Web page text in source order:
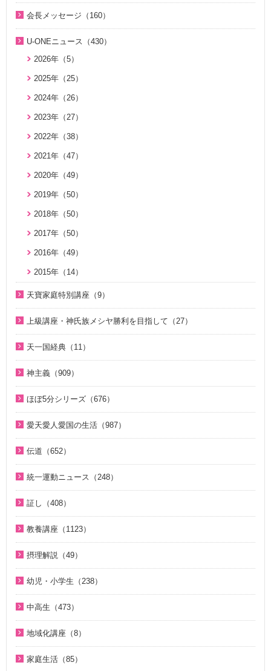
幸運の言葉（77）
天の摂理からみた真の父母様の位相と価値（真の父母論）
（8）
韓民族選民大叙事詩（6）
脱会説得の宗教的背景（9）
そうだったのか！人類一家族（18）
そうだったのか！統一原理（34）
ほぼ5分でわかる統一原理（153）
ほぼ5分でわかる祝福結婚Q&A（78）
２１日修練会教育教材（33）
真の幸せ講座（15）
シリーズ『原理講論』を読む（20）
統一原理（14）
ゴッディズム（19）
ゴッディズム・ポイント講座（17）
神主義講座（10）
小学生のための原理講義（12）
北谷真雄氏が語る統一原理＆証し（21）
二世のための祝福結婚講座（38）
VIDEO de 訓読『原理講論』（42）
続・二世のための祝福結婚講座（10）
韓民族選民大叙事詩（6）
家庭連合Web教会 礼拝説教（55）
中高生のためのWeb礼拝（192）
聖歌（歌入り）（88）
聖歌（ピアノ伴奏）（57）
韓国語聖歌（49）
ジュニアのための礼拝（108）
親と子のための説教集 こども礼拝（32）
全国オンライン礼拝（1）
会長メッセージ（160）
2008年（1）
U-ONEニュース（430）
2026年（5）
2025年（25）
2024年（26）
2023年（27）
2022年（38）
2021年（47）
2020年（49）
2019年（50）
2018年（50）
2017年（50）
2016年（49）
2015年（14）
天寶家庭特別講座（9）
上級講座・神氏族メシヤ勝利を目指して（27）
1. 家庭教育講座（11）
2. 神氏族メシヤ講座（8）
3. HJ天宙天寶修錬苑講座（3）
天一国経典（11）
神主義（909）
２１日修練会教育教材（5）
家庭連合Web教会 礼拝説教（55）
そうだったのか！人類一家族（18）
ほぼ5分で分かる勝共理論（188）
ジュニアのための礼拝（108）
原理教室補助教材（10）
世界平和のためのビジョン講座（10）
統一思想入門（7）
勝共思想入門（4）
「真の家庭」の十字架路程と勝利（7）
ほぼ5分シリーズ（676）
ほぼ5分でわかる勝共理論（188）
ほぼ5分でわかる祝福結婚Q&A（78）
ほぼ5分でわかる人生相談Q&A 幸せな人生の極意！（219）
愛天愛人愛国の生活（987）
北谷真雄氏が語る統一原理＆証し（21）
韓国語聖歌（49）
祝福家庭を愛する真の父母（8）
夫婦の愛を育てるために（21）
ＶＩＳＩＯＮ２０２０最前線（29）
家庭連合Web教会 礼拝説教（55）
天の御国から（12）
HEAVENLY WORLD（9）
伝道（652）
教義紹介（446）
祝福紹介（131）
統一運動紹介（19）
統一運動ニュース（248）
2010年代（152）
2000年代（75）
1980年代（4）
証し（408）
直接見た父母様の愛の姿 ～ 阿部公子さんの証し（9）
真実一路 ～ 松山貢三 魂の叫び（12）
北谷真雄が語る霊界の真実、その後（4）
証シリーズ 真のお母様、感謝します（46）
証シリーズ 真のお母様、感謝します（ナレーション入り）（4
教養講座（1123）
北谷真雄が語る霊界の真実、その後（4）
ここがポイント！ビューポイント（33）
「霊界はある。霊人たちはいつも共にいる」シリーズ 続・北
谷真雄が語る霊界の真実（7）
ＫＭＳビューポイント（42）
ほぼ5分でわかる勝共理論（188）
摂理解説（49）
1時間で分かる「現代の摂理」（4）
幼児・小学生（238）
小学生のための原理講義（12）
アボニム 少年時代・青年時代（2）
よんい博士と行く神様の世界（47）
中高生（473）
そうだったのか！人類一家族（18）
そうだったのか！統一原理（34）
地域化講座（8）
家庭生活（85）